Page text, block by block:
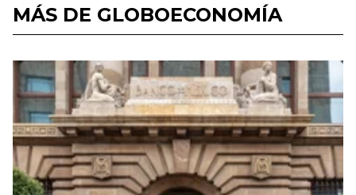
MÁS DE GLOBOECONOMÍA